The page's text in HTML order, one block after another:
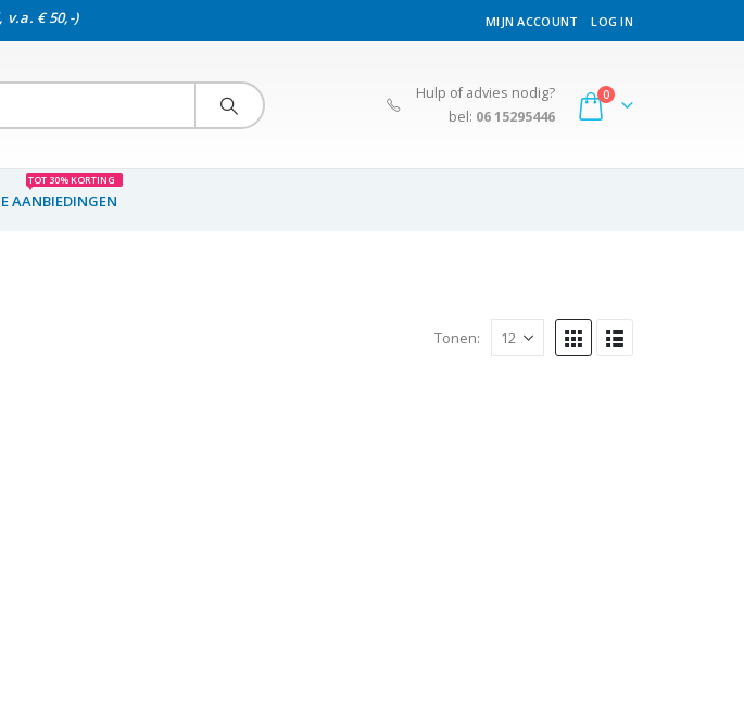
€ 50,-) MIJN ACCOUNT LOG IN
Hulp of advies nodig?
bel: 06 15295446
0
AANBIEDINGEN
TOT 30% KORTING
Tonen: